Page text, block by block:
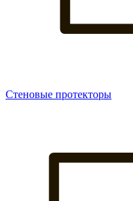
Стеновые протекторы